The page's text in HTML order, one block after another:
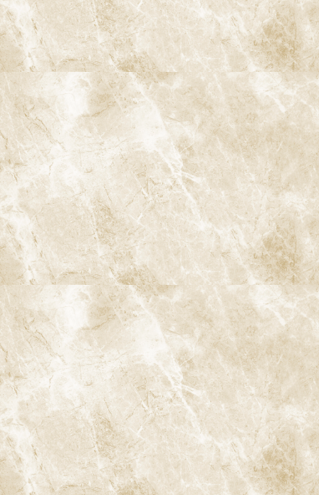
ジンヴィ・インプラント
ブリッジ
入れ歯
歯の移植
ホワイトニング
ダイレクトボンディング
白い歯・セラミック治療
審美入れ歯
歯列矯正・矯正治療
小児矯正
インビザライン
インビザラインファースト
マイオブレース
口腔がん検診
歯ぎしり・食いしばり
顎関節症の治療